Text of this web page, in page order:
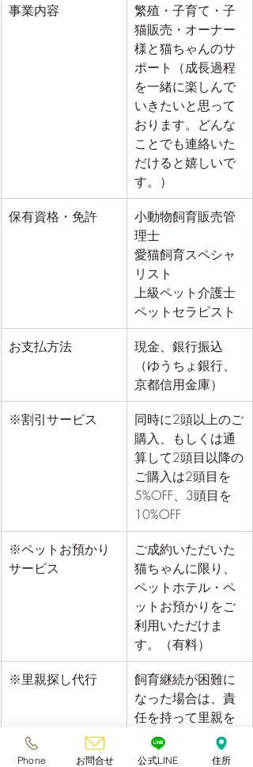
事業内容
​繁殖・子育て・子
猫販売・オーナー
様と猫ちゃんのサ
ポート（成長過程
を一緒に楽しんで
いきたいと思って
おります。どんな
ことでも連絡いた
だけると嬉しいで
す。）
保有資格・免許
​小動物飼育販売管
理士
愛猫飼育スペシャ
リスト
上級ペット介護士
​ペットセラピスト
お支払方法
​現金、銀行振込
（ゆうちょ銀行、
京都信用金庫）
※割引サービス
​同時に2頭以上のご
購入、もしくは通
算して2頭目以降の
ご購入は2頭目を
5%OFF、3頭目を
10%OFF
※ペットお預かり
サービス
​ご成約いただいた
猫ちゃんに限り、
ペットホテル・ペ
ットお預かりをご
利用いただけま
す。（有料）
※里親探し代行
​飼育継続が困難に
なった場合は、責
任を持って里親を
探してください。
見つからない場合
Phone お問合せ 公式LINE 住所